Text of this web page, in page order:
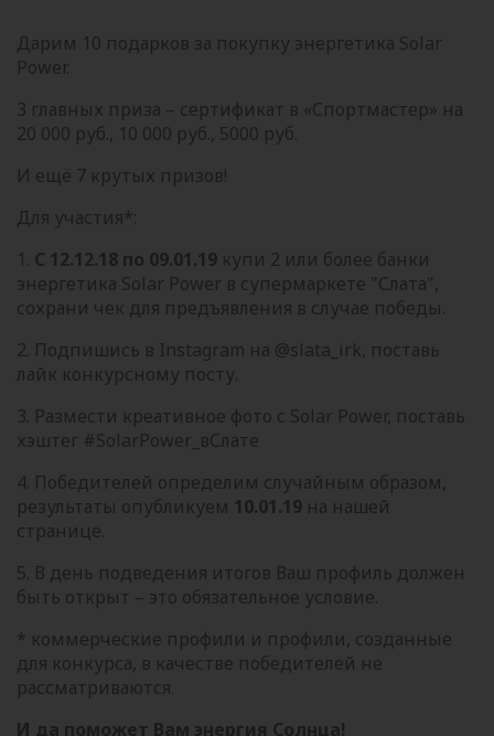
Дарим 10 подарков за покупку энергетика Solar
Power.
3 главных приза – сертификат в «Спортмастер» на
20 000 руб., 10 000 руб., 5000 руб.
И ещё 7 крутых призов!
Для участия*:
1. С 12.12.18 по 09.01.19 купи 2 или более банки
энергетика Solar Power в супермаркете "Слата",
сохрани чек для предъявления в случае победы.
2. Подпишись в Instagram на @slata_irk, поставь
лайк конкурсному посту.
3. Размести креативное фото с Solar Power, поставь
хэштег #SolarPower_вСлате
4. Победителей определим случайным образом,
результаты опубликуем 10.01.19 на нашей
странице.
5. В день подведения итогов Ваш профиль должен
быть открыт – это обязательное условие.
* коммерческие профили и профили, созданные
для конкурса, в качестве победителей не
рассматриваются.
И да поможет Вам энергия Солнца!